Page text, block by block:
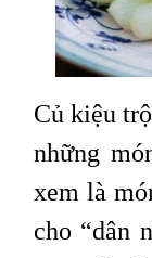
Củ kiệu
những
xem là
cho “dân